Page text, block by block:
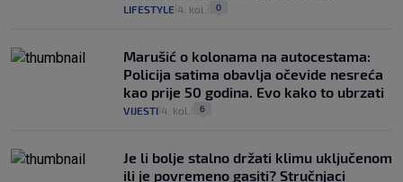
LIFESTYLE 4. kol. 0
Marušić o kolonama na autocestama:
Policija satima obavlja očevide nesreća
kao prije 50 godina. Evo kako to ubrzati
VIJESTI 4. kol. 6
Je li bolje stalno držati klimu uključenom
ili je povremeno gasiti? Stručnjaci